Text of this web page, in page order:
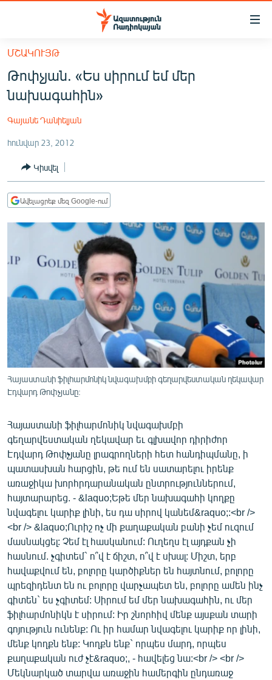
Մատչելիության
հիմնական
բովանդակությանը
Անցնել
հիմնական
մենյուին
ՀԱՅԱՍՏԱՆ
ՔԱՂԱՔԱԿԱՆ
ԸՆՏՐՈՒԹՅՈՒՆՆԵՐ 2026
ԻՐԱՎՈՒՆՔ
ՀԱՍԱՐԱԿՈՒԹՅՈՒՆ
ՏՆՏԵՍՈՒԹՅՈՒՆ
ՊԱՏԵՐԱԶՄԻ 6 ՇԱԲԱԹՆԵՐԸ
ՏԱՐԱԾԱՇՐՋԱՆ
ՄԻՋԱԶԳԱՅԻՆ
ՄՇԱԿՈՒՅԹ
ՄԵԿՆԱԲԱՆՈՒԹՅՈՒՆ
ՏՏ ԵՒ ԻՆՏԵՐՆԵՏ
ԿՈՐՈՆԱՎԻՐՈՒՍ
ՏԵՍԱՆՅՈՒԹԵՐ
ԲԱՆԱՎԵՃ
ՁԳՏԵԼՈՎ ԼԱՎԱԳՈՒՅՆԻՆ
ՓՈԴՔԱՍԹ
Հայերեն
English
Русский
ՀԵՏԵՎԵՔ ՄԵԶ
ՄՇԱԿՈՒՅԹ
Թոփչյան. «Ես սիրում եմ մեր
նախագահին»
Գայանե Դանիելյան
հունվար 23, 2012
Կիսվել
Ավելացրեք մեզ Google-ում
Հայաստանի ֆիլհարմոնիկ նվագախմբի գեղարվեստական ղեկավար
Էդվարդ Թոփչյանը:
Հայաստանի ֆիլհարմոնիկ նվագախմբի
գեղարվեստական ղեկավար եւ գլխավոր դիրիժոր
Էդվարդ Թոփչյանը լրագրողների հետ հանդիպմանը, ի
պատասխան հարցին, թե ում են սատարելու իրենք
առաջիկա խորհրդարանական ընտրություններում,
հայտարարեց. - &laquo;Եթե մեր նախագահի կողքը
նվագելու կարիք լինի, ես դա սիրով կանեմ&raquo;:<br />
<br /> &laquo;Ուրիշ ոչ մի քաղաքական բանի չեմ ուզում
մասնակցել: Չեմ էլ հասկանում: Ուղեղս էլ այդքան չի
հասնում. չգիտեմ` ո՞վ է ճիշտ, ո՞վ է սխալ: Միշտ, երբ
հավաքվում են, բոլորը կարծիքներ են հայտնում, բոլորը
պրեզիդենտ են ու բոլորը վարչապետ են, բոլորը ամեն ինչ
գիտեն` ես չգիտեմ: Սիրում եմ մեր նախագահին, ու մեր
ֆիլհարմոնիկն է սիրում: Իր շնորհիվ մենք այսքան տարի
գոյություն ունենք: Ու իր համար նվագելու կարիք որ լինի,
մենք կողքն ենք: Կողքն ենք` որպես մարդ, որպես
քաղաքական ուժ չէ&raquo;, - հավելեց նա:<br /> <br />
Մեկնարկած տարվա առաջին համերգին ընդառաջ